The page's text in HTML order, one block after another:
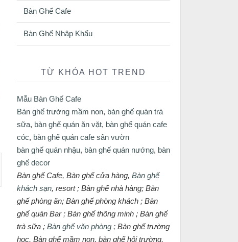
Bàn Ghế Cafe
Bàn Ghế Nhập Khẩu
TỪ KHÓA HOT TREND
Mẫu Bàn Ghế Cafe
Bàn ghế trường mầm non, bàn ghế quán trà
sữa, bàn ghế quán ăn vặt, bàn ghế quán cafe
cóc, bàn ghế quán cafe sân vườn
bàn ghế quán nhậu, bàn ghế quán nướng, bàn
ghế decor
Bàn ghế Cafe, Bàn ghế cửa hàng, Bàn ghế
khách sạn, resort ; Bàn ghế nhà hàng; Bàn
ghế phòng ăn; Bàn ghế phòng khách ; Bàn
ghế quán Bar ; Bàn ghế thông minh ; Bàn ghế
trà sữa ; Bàn ghế văn phòng ; Bàn ghế trường
học, Bàn ghế mầm non, bàn ghế hội trường,